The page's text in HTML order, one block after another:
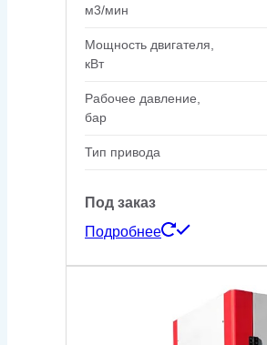
м3/мин
Мощность двигателя,
кВт
Рабочее давление,
бар
Тип привода
Под заказ
Подробнее